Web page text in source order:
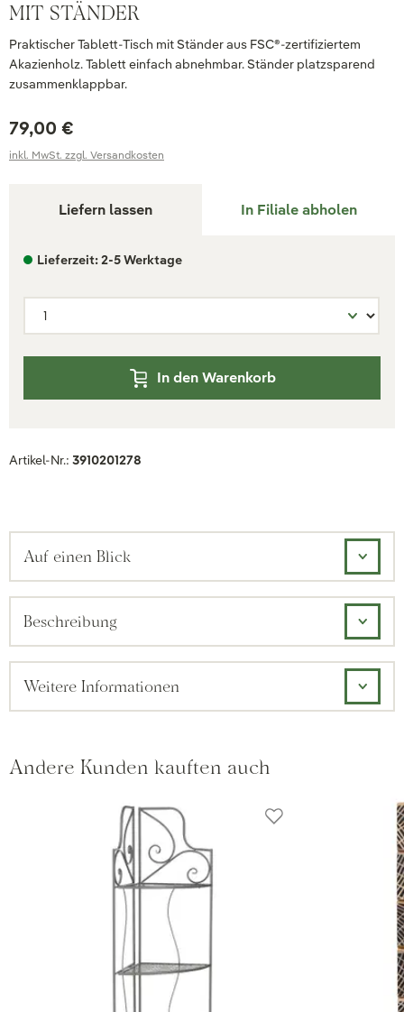
MIT STÄNDER
Praktischer Tablett-Tisch mit Ständer aus FSC®-zertifiziertem
Akazienholz. Tablett einfach abnehmbar. Ständer platzsparend
zusammenklappbar.
79,00 €
inkl. MwSt. zzgl. Versandkosten
Liefern lassen In Filiale abholen
Lieferzeit: 2-5 Werktage
In den Warenkorb
Artikel-Nr.: 3910201278
Auf einen Blick
Beschreibung
Weitere Informationen
Andere Kunden kauften auch